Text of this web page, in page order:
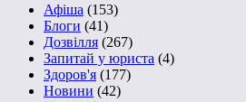
Афіша (153)
Блоги (41)
Дозвілля (267)
Запитай у юриста (4)
Здоров'я (177)
Новини (42)